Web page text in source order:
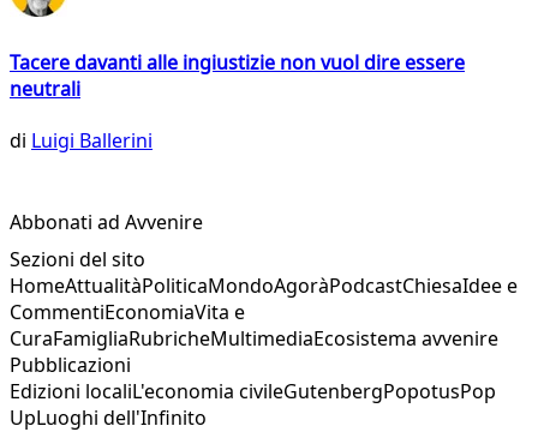
Tacere davanti alle ingiustizie non vuol dire essere
neutrali
di Luigi Ballerini
Abbonati ad Avvenire
Sezioni del sito
HomeAttualitàPoliticaMondoAgoràPodcastChiesaIdee e
CommentiEconomiaVita e
CuraFamigliaRubricheMultimediaEcosistema avvenire
Pubblicazioni
Edizioni localiL'economia civileGutenbergPopotusPop
UpLuoghi dell'Infinito